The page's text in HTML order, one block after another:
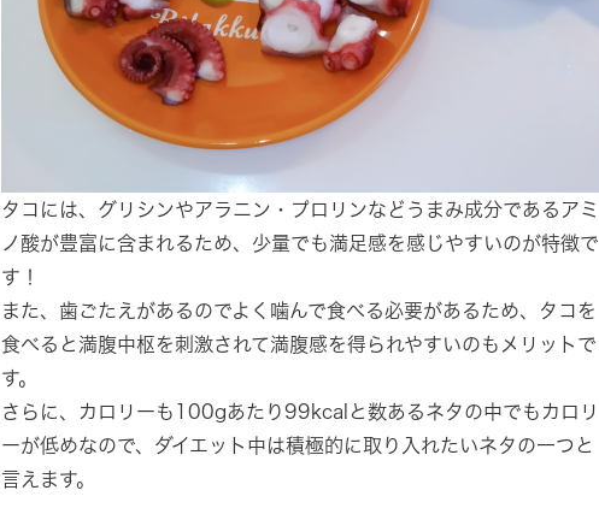
タコには、グリシンやアラニン・プロリンなどうまみ成分であるアミ
ノ酸が豊富に含まれるため、少量でも満足感を感じやすいのが特徴で
す！
また、歯ごたえがあるのでよく噛んで食べる必要があるため、タコを
食べると満腹中枢を刺激されて満腹感を得られやすいのもメリットで
す。
さらに、カロリーも100gあたり99kcalと数あるネタの中でもカロリ
ーが低めなので、ダイエット中は積極的に取り入れたいネタの一つと
言えます。